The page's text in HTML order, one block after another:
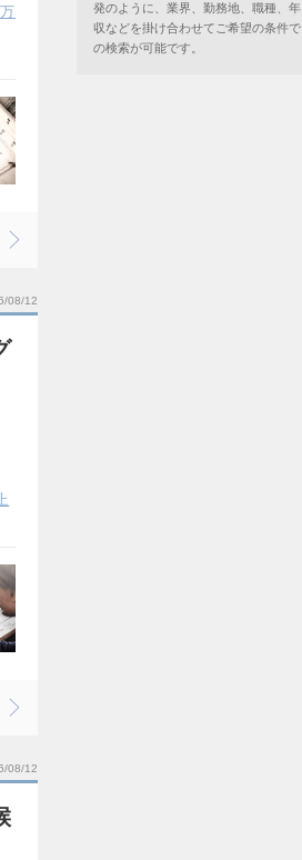
08/12
08/12
発のように、業界、勤務地、職種、年
収などを掛け合わせてご希望の条件で
の検索が可能です。